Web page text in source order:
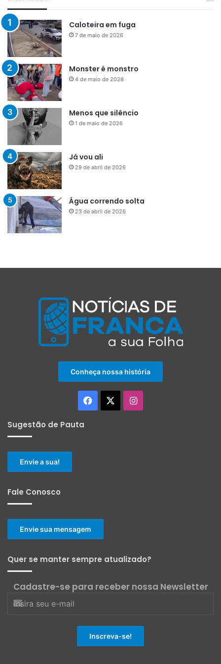
Caloteira em fuga
7 de maio de 2026
Monster é monstro
4 de maio de 2026
Menos que silêncio
1 de maio de 2026
Já vou ali
29 de abril de 2026
Água correndo solta
23 de abril de 2026
Conheça nossa história
Facebook Instagram
Sugestão de Pauta
Envie a sua!
Fale Conosco
Envie sua mensagem
Quer se manter sempre atualizado?
Cadastre-se para receber nossa Newsletter